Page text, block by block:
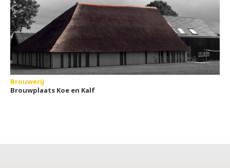
Brouwerij
Brouwplaats Koe en Kalf